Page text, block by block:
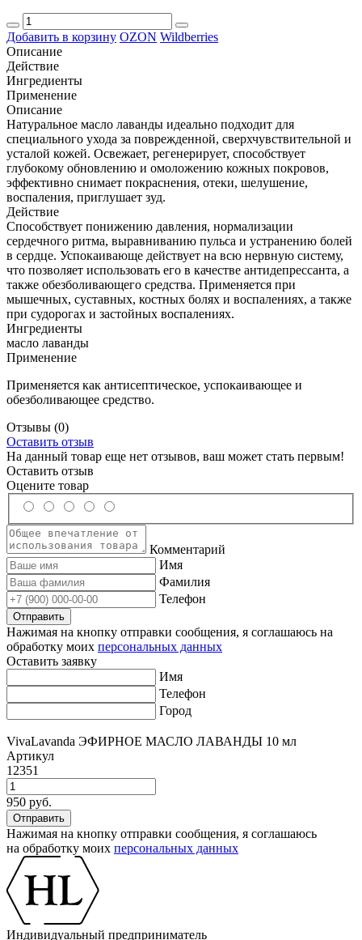
Добавить в корзину OZON Wildberries
Описание
Действие
Ингредиенты
Применение
Описание
Натуральное масло лаванды идеально подходит для
специального ухода за поврежденной, сверхчувствительной и
усталой кожей. Освежает, регенерирует, способствует
глубокому обновлению и омоложению кожных покровов,
эффективно снимает покраснения, отеки, шелушение,
воспаления, приглушает зуд.
Действие
Способствует понижению давления, нормализации
сердечного ритма, выравниванию пульса и устранению болей
в сердце. Успокаивающе действует на всю нервную систему,
что позволяет использовать его в качестве антидепрессанта, а
также обезболивающего средства. Применяется при
мышечных, суставных, костных болях и воспалениях, а также
при судорогах и застойных воспалениях.
Ингредиенты
масло лаванды
Применение
Применяется как антисептическое, успокаивающее и
обезболивающее средство.
Отзывы (0)
Оставить отзыв
На данный товар еще нет отзывов, ваш может стать первым!
Оставить отзыв
Оцените товар
Комментарий
Имя
Фамилия
Телефон
Нажимая на кнопку отправки сообщения, я соглашаюсь на
обработку моих персональных данных
Оставить заявку
Имя
Телефон
Город
VivaLavanda ЭФИРНОЕ МАСЛО ЛАВАНДЫ 10 мл
Артикул
12351
950 руб.
Нажимая на кнопку отправки сообщения, я соглашаюсь
на обработку моих персональных данных
Индивидуальный предприниматель